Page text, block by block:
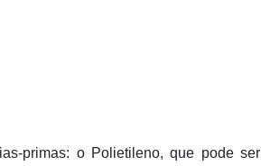
primas: o Polietileno, que pode ser